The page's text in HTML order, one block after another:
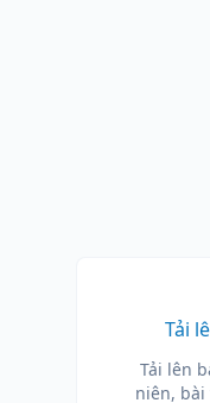
Tải
Tải lên
niên,